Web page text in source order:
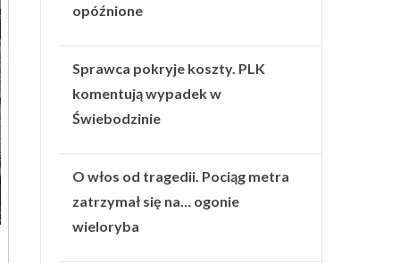
opóźnione
Sprawca pokryje koszty. PLK
komentują wypadek w
Świebodzinie
O włos od tragedii. Pociąg metra
zatrzymał się na… ogonie
wieloryba